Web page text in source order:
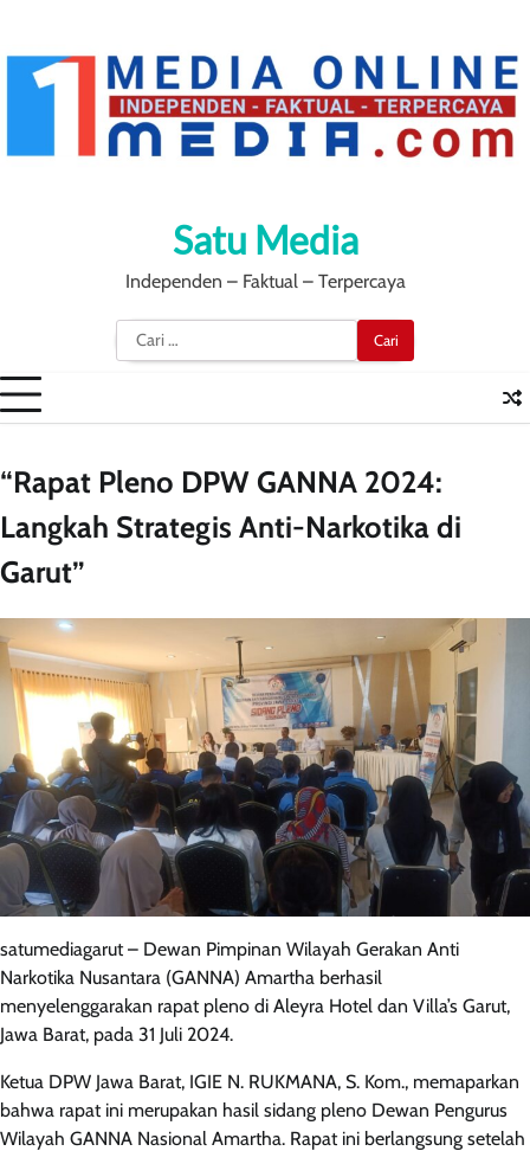
content
Satu Media
Independen – Faktual – Terpercaya
Cari
untuk:
“Rapat Pleno DPW GANNA 2024:
Langkah Strategis Anti-Narkotika di
Garut”
satumediagarut – Dewan Pimpinan Wilayah Gerakan Anti
Narkotika Nusantara (GANNA) Amartha berhasil
menyelenggarakan rapat pleno di Aleyra Hotel dan Villa’s Garut,
Jawa Barat, pada 31 Juli 2024.
Ketua DPW Jawa Barat, IGIE N. RUKMANA, S. Kom., memaparkan
bahwa rapat ini merupakan hasil sidang pleno Dewan Pengurus
Wilayah GANNA Nasional Amartha. Rapat ini berlangsung setelah